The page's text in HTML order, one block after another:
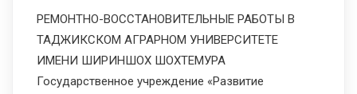
РЕМОНТНО-ВОССТАНОВИТЕЛЬНЫЕ РАБОТЫ В
ТАДЖИКСКОМ АГРАРНОМ УНИВЕРСИТЕТЕ
ИМЕНИ ШИРИНШОХ ШОХТЕМУРА
Государственное учреждение «Развитие